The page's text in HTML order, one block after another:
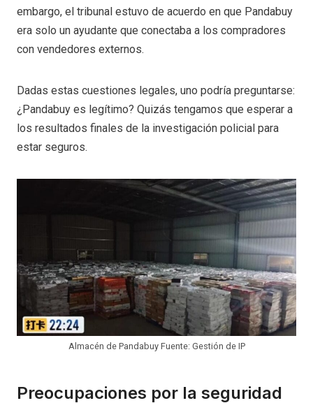
embargo, el tribunal estuvo de acuerdo en que Pandabuy
era solo un ayudante que conectaba a los compradores
con vendedores externos.
Dadas estas cuestiones legales, uno podría preguntarse:
¿Pandabuy es legítimo? Quizás tengamos que esperar a
los resultados finales de la investigación policial para
estar seguros.
Almacén de Pandabuy Fuente: Gestión de IP
Preocupaciones por la seguridad